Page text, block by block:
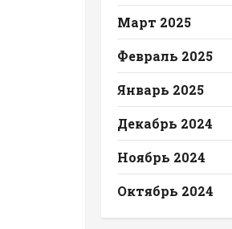
Март 2025
Февраль 2025
Январь 2025
Декабрь 2024
Ноябрь 2024
Октябрь 2024